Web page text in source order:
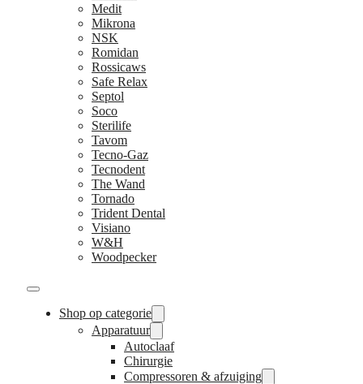
Medit
Mikrona
NSK
Romidan
Rossicaws
Safe Relax
Septol
Soco
Sterilife
Tavom
Tecno-Gaz
Tecnodent
The Wand
Tornado
Trident Dental
Visiano
W&H
Woodpecker
Shop op categorie
Apparatuur
Autoclaaf
Chirurgie
Compressoren & afzuiging